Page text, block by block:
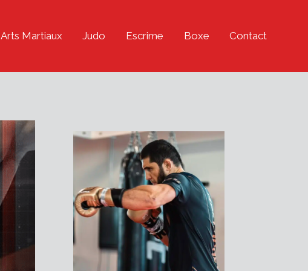
Arts Martiaux Judo Escrime Boxe Contact